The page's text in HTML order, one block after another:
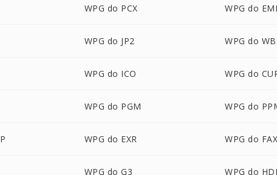
WPG do PCX WPG do
WPG do JP2 WPG do
WPG do ICO WPG do
WPG do PGM WPG do
WPG do EXR WPG do FAX
WPG do G3 WPG do